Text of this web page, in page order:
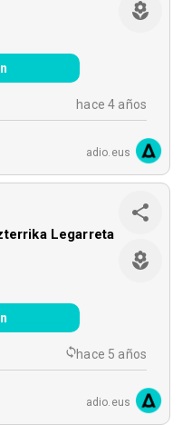
hace 4 años
adio.eus
Legarreta
hace 5 años
adio.eus